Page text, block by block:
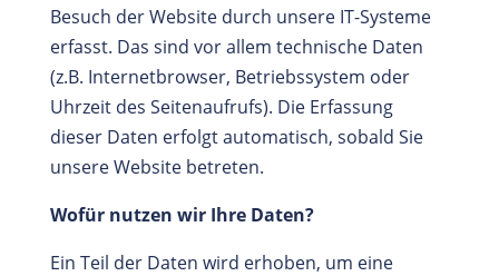
Besuch der Website durch unsere IT-Systeme
erfasst. Das sind vor allem technische Daten
(z.B. Internetbrowser, Betriebssystem oder
Uhrzeit des Seitenaufrufs). Die Erfassung
dieser Daten erfolgt automatisch, sobald Sie
unsere Website betreten.
Wofür nutzen wir Ihre Daten?
Ein Teil der Daten wird erhoben, um eine